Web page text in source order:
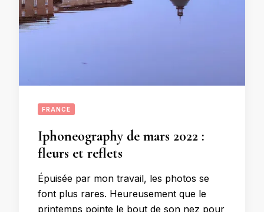
FRANCE
Iphoneography de mars 2022 :
fleurs et reflets
Épuisée par mon travail, les photos se
font plus rares. Heureusement que le
printemps pointe le bout de son nez pour